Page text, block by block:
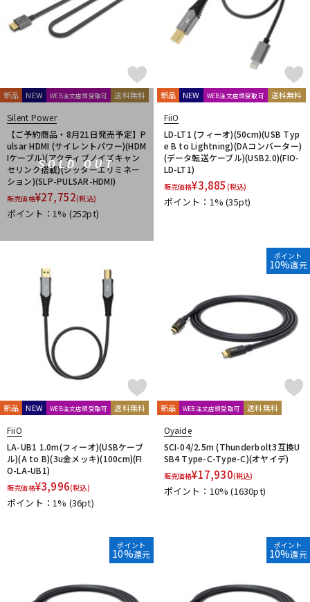
elysia
Empirical Labs ENHANCED AUDIO Entreq
ESI
EVE Audio
Eventide
Fischer Amps
FMR AUDIO
FOSTEX
Free The Tone
G_2Systems GATOR
GATOR Frameworks
Groove Tubes
HEADREC
HEDD
HEiL SOUND HERCULES
Heritage Audio
HUMPBACK ENGINEERING
IGS Audio
IK Multimedia
Ikebe Original
infist Design ISO ACOUSTICS
JBL
JohnBlue Audio JZ Microphones
KAKASHI Professional Stands
KAOTICA KENTON
KSdigital
KVOX
Lauten Audio LEWITT
maag audio
MACKIE
marantz Professional
Marshall
MASELEC M-AUDIO
Mee audio
Millennia MISTRAL
Mojave Audio
Monkey Banana
MONSTER CABLE
Morton Microphone Systems
Musikelectronic Geithain
MUZEN NEUMANN
OLLO AUDIO
P-S
Palmer PhoenixAudio
Pioneer DJ
Placid Audio PMC
PreSonus
PRIMACOUSTIC
Primo PrismSound
PROIDEA
Protection Racket
Pueblo Audio
PULSE
Purple audio
QUIK LOK Radial
Rational Acoustics
reloop
reProducer Audio
RUPERT NEVE DESIGNS
sanken
SCHOEPS
Shadow Hills Industries
SHINYA’S STUDIO
SHIZUKA
SOLD OUT
新品 NEW WEB注文店頭受取可 送料無料
Silent Power
【ご予約商品・8月21日発売予定】P
ulsar HDMI (サイレントパワー)(HDM
Iケーブル)(アクティブノイズキャン
セリング搭載)(ジッターエリミネー
ション)(SLP-PULSAR-HDMI)
販売価格¥27,752(税込)
ポイント：1% (252pt)
新品 NEW WEB注文店頭受取可 送料無料
FiiO
LD-LT1 (フィーオ)(50cm)(USB Typ
e B to Lightning)(DAコンバーター)
(データ転送ケーブル)(USB2.0)(FIO-
LD-LT1)
販売価格¥3,885 (税込)
ポイント：1%(35pt)
新品 NEW WEB注文店頭受取可 送料無料
FiiO
LA-UB1 1.0m(フィーオ)(USBケーブ
ル)(A to B)(3u金メッキ)(100cm)(FI
O-LA-UB1)
販売価格¥3,996(税込)
ポイント：1% (36pt)
ポイント
10%還元
新品 WEB注文店頭受取可 送料無料
Oyaide
SCI-04/2.5m (Thunderbolt3互換U
SB4 Type-C-Type-C)(オヤイデ)
販売価格¥17,930(税込)
ポイント：10%(1630pt)
ポイント
10%還元
ポイント
10%還元